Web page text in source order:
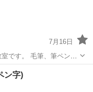
7月16日
です。 毛筆、筆ペンで
日本書学研究会の資格を
m2176p.wixsite.com/web...
ン字)